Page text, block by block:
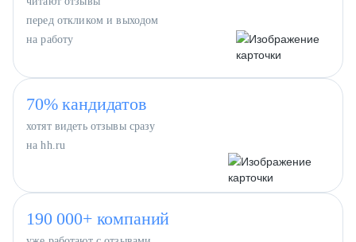
перед откликом и выходом
на работу
70% кандидатов
хотят видеть отзывы сразу
на hh.ru
190 000+ компаний